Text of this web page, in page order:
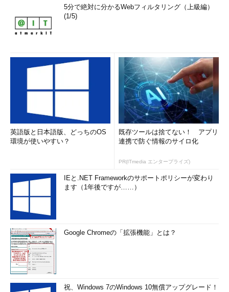
シバタさんの本には、決算に載っているような数字の情報をビ
ジネスで使える知識に変換する力を「ファイナンスリテラシー」
ラシーって、社長や上司のダメ出しを受けながら磨かれていく部
聞き心地のいい数字に惑わされるな
5分で絶対に分かるWebフィルタリング（上級編）
(1/5)
英語版と日本語版、どっちのOS
環境が使いやすい？
既存ツールは捨てない！ アプリ
連携で防ぐ情報のサイロ化
PR(ITmedia エンタープライズ)
IEと.NET Frameworkのサポートポリシーが変わり
ます（1年後ですが……）
Google Chromeの「拡張機能」とは？
祝、Windows 7のWindows 10無償アップグレード！